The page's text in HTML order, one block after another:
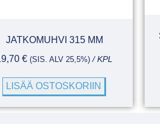
JATKOMUHVI 315 MM
€ (SIS. ALV 25,5%) / KPL
LISÄÄ OSTOSKORIIN